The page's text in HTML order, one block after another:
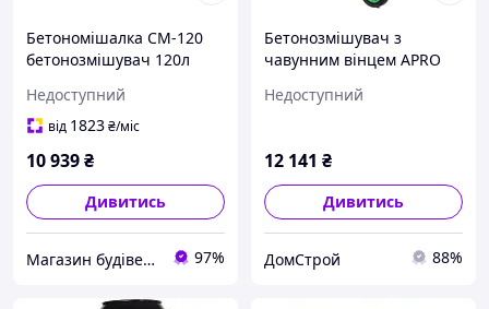
Бетономішалка СМ-120
бетонозмішувач 120л
ремонту з чавунним
вінцем
Недоступний
від 1823₴/міс
10 939₴
Дивитись
Магазин будівельних матеріалів "БУДУЄМО РАЗОМ" 97%
Бетонозмішувач з
чавунним вінцем APRO
160 л
Недоступний
12 141 ₴
Дивитись
ДомСтрой 88%